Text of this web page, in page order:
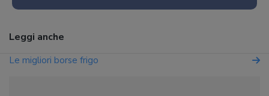
Leggi anche
Le migliori borse frigo